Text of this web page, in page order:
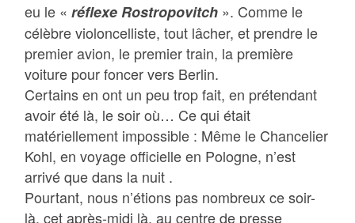
eu le «réflexe Rostropovitch ». Comme le
célèbre violoncelliste, tout lâcher, et prendre le
premier avion, le premier train, la première
voiture pour foncer vers Berlin.
Certains en ont un peu trop fait, en prétendant
avoir été là, le soir où… Ce qui était
matériellement impossible : Même le Chancelier
Kohl, en voyage officielle en Pologne, n’est
arrivé que dans la nuit .
Pourtant, nous n’étions pas nombreux ce soir-
là, cet après-midi là, au centre de presse